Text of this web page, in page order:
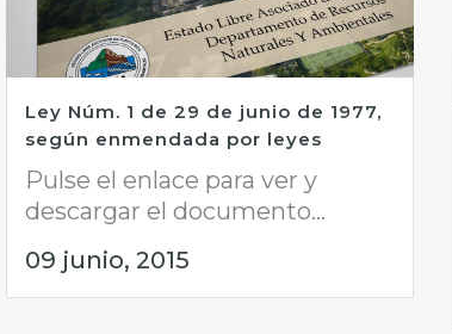
Ley Núm. 1 de 29 de junio de 1977,
según enmendada por leyes
Pulse el enlace para ver y
descargar el documento...
09 junio, 2015